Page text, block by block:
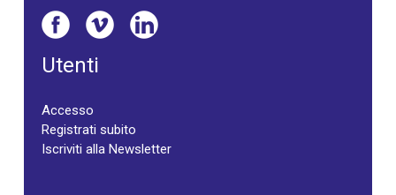
Utenti
Accesso
Registrati subito
Iscriviti alla Newsletter